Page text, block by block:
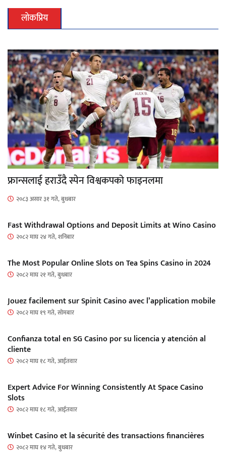
लोकप्रिय
फ्रान्सलाई हराउँदै स्पेन विश्वकपको फाइनलमा
२०८३ असार ३१ गते, बुधबार
Fast Withdrawal Options and Deposit Limits at Wino Casino
२०८२ माघ २४ गते, शनिबार
The Most Popular Online Slots on Tea Spins Casino in 2024
२०८२ माघ २१ गते, बुधबार
Jouez facilement sur Spinit Casino avec l’application mobile
२०८२ माघ १९ गते, सोमबार
Confianza total en SG Casino por su licencia y atención al
cliente
२०८२ माघ १८ गते, आईतवार
Expert Advice For Winning Consistently At Space Casino
Slots
२०८२ माघ १८ गते, आईतवार
Winbet Casino et la sécurité des transactions financières
२०८२ माघ १४ गते, बुधबार